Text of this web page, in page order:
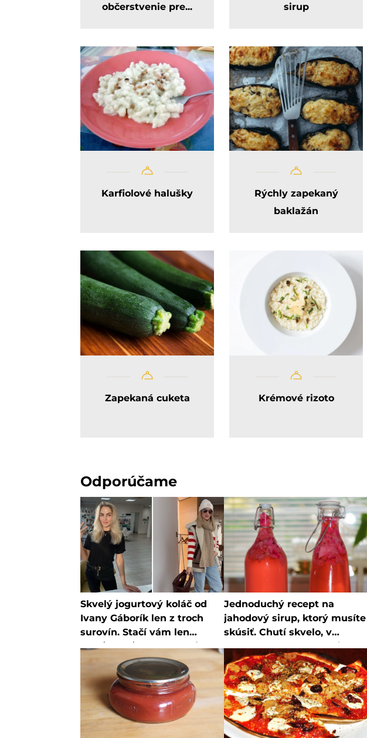
občerstvenie pre...
sirup
Karfiolové halušky
Rýchly zapekaný
baklažán
Zapekaná cuketa Krémové rizoto
Odporúčame
Skvelý jogurtový koláč od
Ivany Gáborík len z troch
surovín. Stačí vám len
chvíľka voľného času a je
hotový
Jednoduchý recept na
jahodový sirup, ktorý musíte
skúsiť. Chutí skvelo, v
obchode ho už kupovať
nebudete